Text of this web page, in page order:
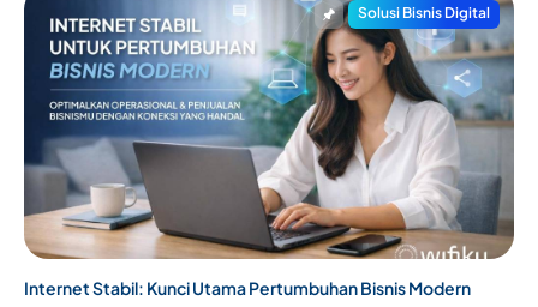
Solusi Bisnis Digital
Internet Stabil: Kunci Utama Pertumbuhan Bisnis Modern